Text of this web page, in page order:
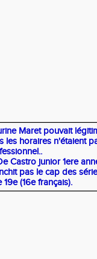
Maret pouvait
les horaires n'étaient
Castro junior 1ere
pas le cap des
(16e français).